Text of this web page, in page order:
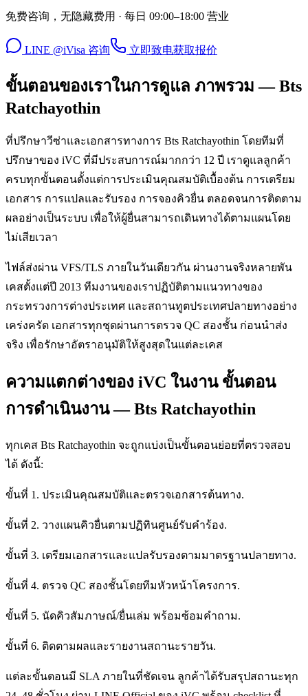
免费咨询，无隐藏费用 · 每日 09:00–18:00 营业
LINE @iVisa 咨询 立即致电获取报价
ขั้นตอนของเราในการดูแล ภาพรวม — Bts
Ratchayothin
ที่ปรึกษาวีซ่าและเอกสารทางการ Bts Ratchayothin โดยทีมที่
ปรึกษาของ iVC ที่มีประสบการณ์มากกว่า 12 ปี เราดูแลลูกค้า
ครบทุกขั้นตอนตั้งแต่การประเมินคุณสมบัติเบื้องต้น การเตรียม
เอกสาร การแปลและรับรอง การจองคิวยื่น ตลอดจนการติดตาม
ผลอย่างเป็นระบบ เพื่อให้ผู้ยื่นสามารถเดินทางได้ตามแผนโดย
ไม่เสียเวลา
ไฟล์ส่งผ่าน VFS/TLS ภายในวันเดียวกัน ผ่านงานจริงหลายพัน
เคสตั้งแต่ปี 2013 ทีมงานของเราปฏิบัติตามแนวทางของ
กระทรวงการต่างประเทศ และสถานทูตประเทศปลายทางอย่าง
เคร่งครัด เอกสารทุกชุดผ่านการตรวจ QC สองชั้น ก่อนนำส่ง
จริง เพื่อรักษาอัตราอนุมัติให้สูงสุดในแต่ละเคส
ความแตกต่างของ iVC ในงาน ขั้นตอน
การดำเนินงาน — Bts Ratchayothin
ทุกเคส Bts Ratchayothin จะถูกแบ่งเป็นขั้นตอนย่อยที่ตรวจสอบ
ได้ ดังนี้:
ขั้นที่ 1. ประเมินคุณสมบัติและตรวจเอกสารต้นทาง.
ขั้นที่ 2. วางแผนคิวยื่นตามปฏิทินศูนย์รับคำร้อง.
ขั้นที่ 3. เตรียมเอกสารและแปลรับรองตามมาตรฐานปลายทาง.
ขั้นที่ 4. ตรวจ QC สองชั้นโดยทีมหัวหน้าโครงการ.
ขั้นที่ 5. นัดคิวสัมภาษณ์/ยื่นเล่ม พร้อมซ้อมคำถาม.
ขั้นที่ 6. ติดตามผลและรายงานสถานะรายวัน.
แต่ละขั้นตอนมี SLA ภายในที่ชัดเจน ลูกค้าได้รับสรุปสถานะทุก